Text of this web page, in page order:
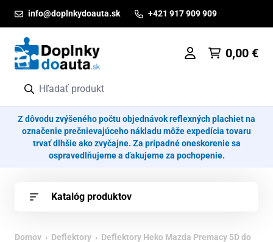
info@doplnkydoauta.sk +421 917 909 909
0,00 €
Z dôvodu zvýšeného počtu objednávok reflexných plachiet na
označenie prečnievajúceho nákladu môže expedícia tovaru
trvať dlhšie ako zvyčajne. Za prípadné oneskorenie sa
ospravedlňujeme a ďakujeme za pochopenie.
Katalóg produktov
Domov › Deflektory › Deflektory Heko Mazda Premacy 5D do